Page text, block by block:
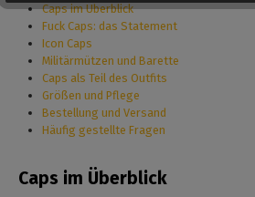
Caps im Überblick
Fuck Caps: das Statement
Icon Caps
Militärmützen und Barette
Caps als Teil des Outfits
Größen und Pflege
Bestellung und Versand
Häufig gestellte Fragen
Caps im Überblick